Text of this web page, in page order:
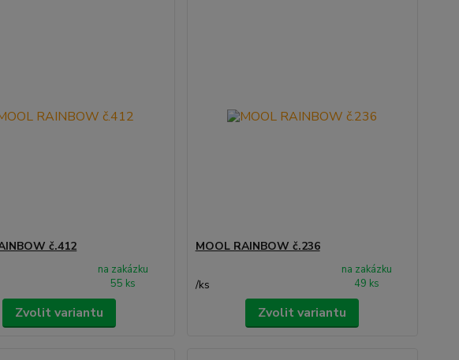
č.412
na zakázku
55 ks
Zvolit variantu
MOOL RAINBOW č.236
/ks
na zakázku
49 ks
Zvolit variantu